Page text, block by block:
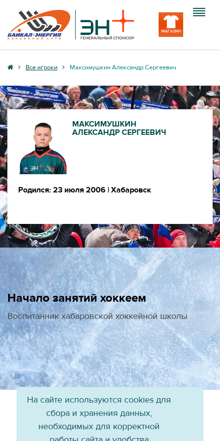
Клуб
Команда
Болельщику
Все игроки Максимушкин Александр Сергеевич
МАКСИМУШКИН
АЛЕКСАНДР СЕРГЕЕВИЧ
Родился: 23 июля 2006 | Хабаровск
Начало занятий хоккеем
Воспитанник хабаровской хоккейной школы
На сайте используются cookies для
сбора и хранения данных,
необходимых для корректной